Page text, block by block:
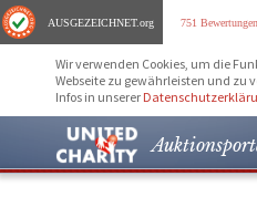
AUSGEZEICHNET.org 751 Bewertungen
Wir verwenden Cookies, um die
Webseite zu gewährleisten und zu
Infos in unserer